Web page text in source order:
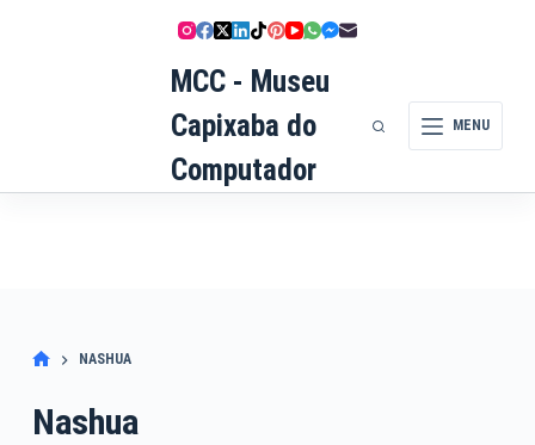
MCC - Museu
Capixaba do
Computador
MENU
NASHUA
Nashua